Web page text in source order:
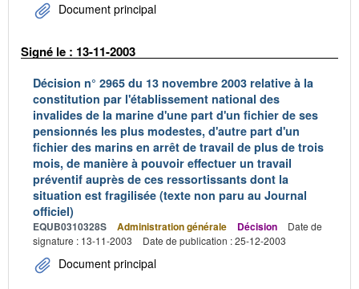
Document principal
Signé le : 13-11-2003
Décision n° 2965 du 13 novembre 2003 relative à la
constitution par l'établissement national des
invalides de la marine d'une part d'un fichier de ses
pensionnés les plus modestes, d'autre part d'un
fichier des marins en arrêt de travail de plus de trois
mois, de manière à pouvoir effectuer un travail
préventif auprès de ces ressortissants dont la
situation est fragilisée (texte non paru au Journal
officiel)
EQUB0310328S Administration générale Décision
Date de
signature : 13-11-2003
Date de publication : 25-12-2003
Document principal